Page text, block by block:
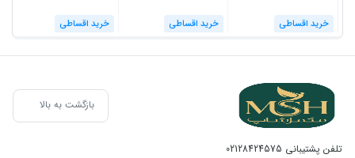
خرید اقساطی خرید اقساطی خرید اقساطی
بازگشت به بالا
تلفن پشتیبانی 02128424575